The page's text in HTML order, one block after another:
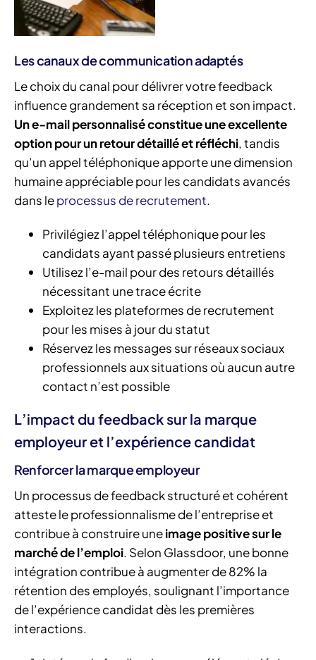
Les canaux de communication adaptés
Le choix du canal pour délivrer votre feedback
influence grandement sa réception et son impact.
Un e-mail personnalisé constitue une excellente
option pour un retour détaillé et réfléchi, tandis
qu’un appel téléphonique apporte une dimension
humaine appréciable pour les candidats avancés
dans leprocessus de recrutement.
Privilégiez l’appel téléphonique pour les
candidats ayant passé plusieurs entretiens
Utilisez l’e-mail pour des retours détaillés
nécessitant une trace écrite
Exploitez les plateformes de recrutement
pour les mises à jour du statut
Réservez les messages sur réseaux sociaux
professionnels aux situations où aucun autre
contact n’est possible
L’impact du feedback sur la marque
employeur et l’expérience candidat
Renforcer la marque employeur
Un processus de feedback structuré et cohérent
atteste le professionnalisme de l’entreprise et
contribue à construire uneimage positive sur le
marché de l’emploi. Selon Glassdoor, une bonne
intégration contribue à augmenter de 82% la
rétention des employés, soulignant l’importance
de l’expérience candidat dès les premières
interactions.